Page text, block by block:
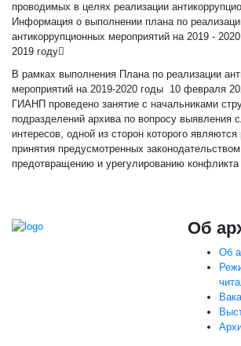
проводимых в целях реализации
Информация о выполнении плана по
антикоррупционных мероприятий на 2019 -
2019 году
В рамках выполнения Плана по реализации
мероприятий на 2019-2020 годы 10 февраля
ГИАНП проведено занятие с начальниками
подразделений архива по вопросу выявления
интересов, одной из сторон которого
принятия предусмотренных
предотвращению и урегулированию конфликта
Об
Об